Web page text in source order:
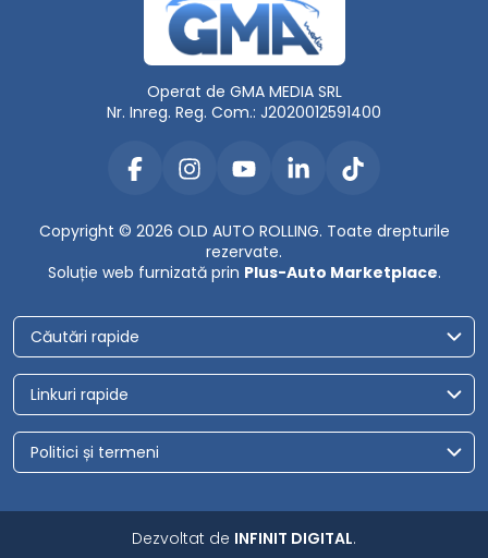
Operat de GMA MEDIA SRL
Nr. Inreg. Reg. Com.: J2020012591400
Copyright © 2026 OLD AUTO ROLLING. Toate drepturile
rezervate.
Soluție web furnizată prin Plus-Auto Marketplace.
Căutări rapide
Linkuri rapide
Politici și termeni
Dezvoltat de INFINIT DIGITAL.